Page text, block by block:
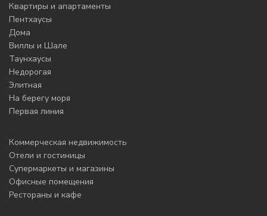
Квартиры и апартаменты
Пентхаусы
Дома
Виллы и Шале
Таунхаусы
Недорогая
Элитная
На берегу моря
Первая линия
Коммерческая недвижимость
Отели и гостиницы
Супермаркеты и магазины
Офисные помещения
Рестораны и кафе